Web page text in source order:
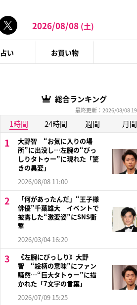
2026/08/08 (土)
占い お買い物
総合ランキング
最終更新：2026/08/08
1時間 24時間 週間 月間
大野智 “お気に入りの場
所”に出没し…左腕の“びっ
しりタトゥー”に現れた「驚
きの異変」
2026/08/08 11:00
「何があったんだ」“王子様
俳優”千葉雄大 イベントで
披露した“激変姿”にSNS衝
撃
2026/03/04 16:20
《左腕にびっしり》大野
智 “絵柄の意味”にファン
騒然…“巨大タトゥー”に描
かれた「7文字の言葉」
2026/07/09 15:25